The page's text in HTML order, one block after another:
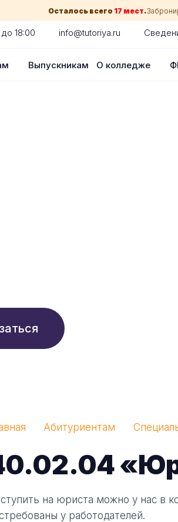
Осталось всего 17 мест.
18:00 info@tutoriya.ru
Выпускникам О колледже
Абитуриентам
на юриста можно у нас в
у работодателей.